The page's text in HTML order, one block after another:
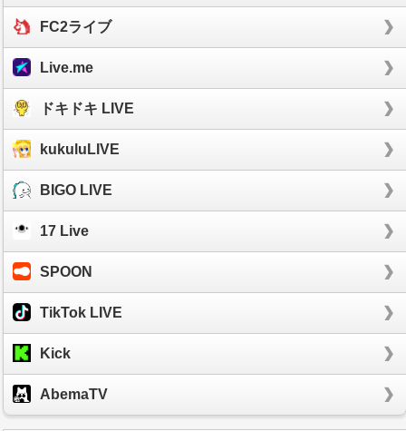
FC2ライブ
Live.me
ドキドキ LIVE
kukuluLIVE
BIGO LIVE
17 Live
SPOON
TikTok LIVE
Kick
AbemaTV